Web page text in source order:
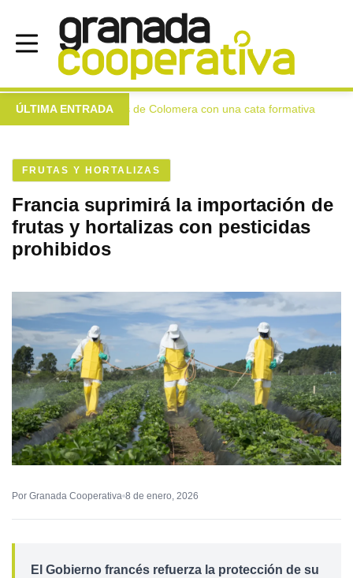
ÚLTIMA ENTRADA
a las mujeres de Colomera con una cata formativa
FRUTAS Y HORTALIZAS
Francia suprimirá la importación de
frutas y hortalizas con pesticidas
prohibidos
Por Granada Cooperativa 8 de enero, 2026
El Gobierno francés refuerza la protección de su